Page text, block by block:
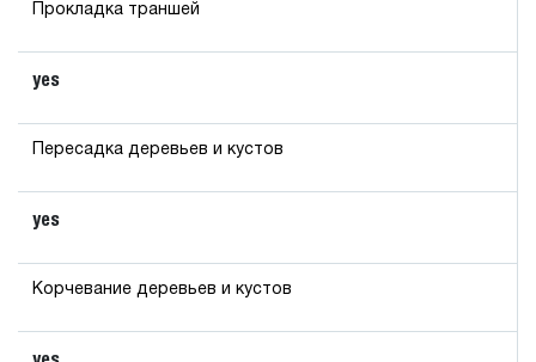
Прокладка траншей
yes
Пересадка деревьев и кустов
yes
Корчевание деревьев и кустов